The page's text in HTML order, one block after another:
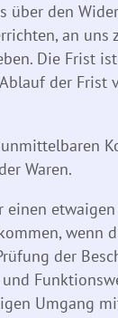
über den
an uns
Die Frist
der Frist
Waren.
einen
wenn
der
Umgang